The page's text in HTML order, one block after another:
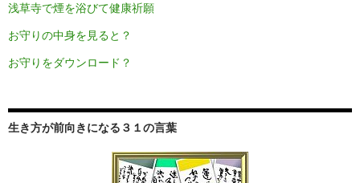
浅草寺で煙を浴びて健康祈願
お守りの中身を見ると？
お守りをダウンロード？
生き方が前向きになる３１の言葉